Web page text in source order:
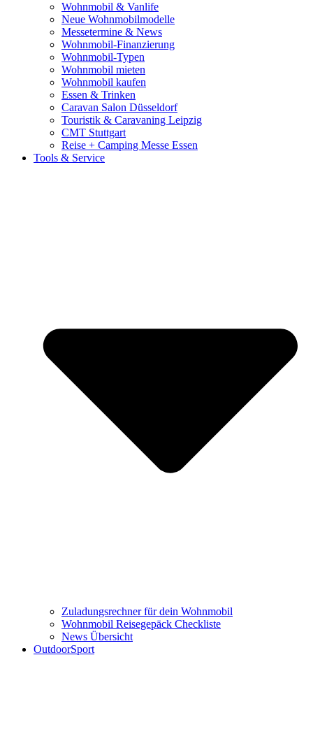
Wohnmobil & Vanlife
Neue Wohnmobilmodelle
Messetermine & News
Wohnmobil-Finanzierung
Wohnmobil-Typen
Wohnmobil mieten
Wohnmobil kaufen
Essen & Trinken
Caravan Salon Düsseldorf
Touristik & Caravaning Leipzig
CMT Stuttgart
Reise + Camping Messe Essen
Tools & Service
Zuladungsrechner für dein Wohnmobil
Wohnmobil Reisegepäck Checkliste
News Übersicht
OutdoorSport